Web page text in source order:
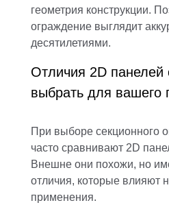
геометрия конструкции.
ограждение выглядит
десятилетиями.
Отличия 2D панелей
выбрать для вашего
При выборе секционного
часто сравнивают 2D
Внешне они похожи, но
отличия, которые влияют
применения.